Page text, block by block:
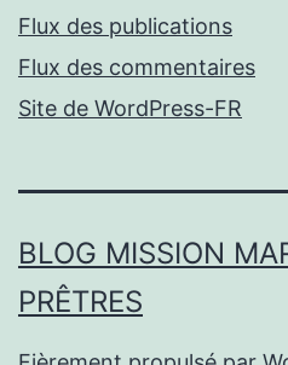
Flux des publications
Flux des commentaires
Site de WordPress-FR
BLOG MISSION
PRÊTRES